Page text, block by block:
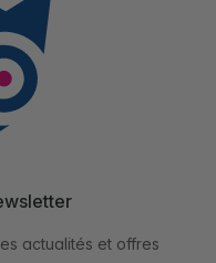
actualités et offres